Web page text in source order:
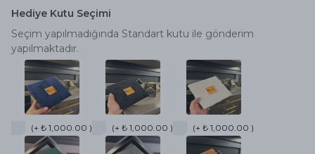
Hediye Kutu Seçimi
Seçim yapılmadığında Standart kutu ile gönderim
yapılmaktadır.
(+ ₺ 1,000.00 ) (+ ₺ 1,000.00 ) (+ ₺ 1,000.00 )